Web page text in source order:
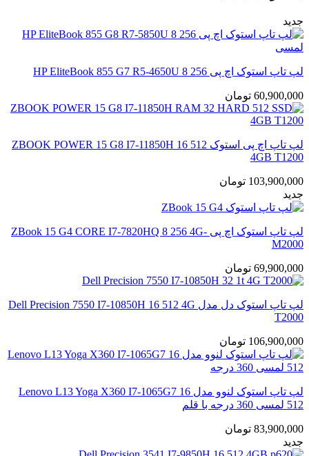
جدید
لپ تاپ استوک اچ پی HP EliteBook 855 G7 R5-4650U 8 256
60,900,000 تومان
لپ تاپ اچ پی استوک ZBOOK POWER 15 G8 I7-11850H 16 512
4GB T1200
103,900,000 تومان
جدید
لپ تاپ استوک اچ پی ZBook 15 G4 CORE I7-7820HQ 8 256 4G-
M2000
69,900,000 تومان
لپ تاپ استوک دل مدل Dell Precision 7550 I7-10850H 16 512 4G
T2000
106,900,000 تومان
لپ تاپ استوک لنوو مدل Lenovo L13 Yoga X360 I7-1065G7 16
512 لمسی 360 درجه با قلم
83,900,000 تومان
جدید